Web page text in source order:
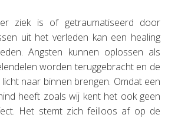
ziek is of getraumatiseerd door
uit het verleden kan een healing
Angsten kunnen oplossen als
worden teruggebracht en de
licht naar binnen brengen. Omdat een
heeft zoals wij kent het ook geen
Het stemt zich feilloos af op de